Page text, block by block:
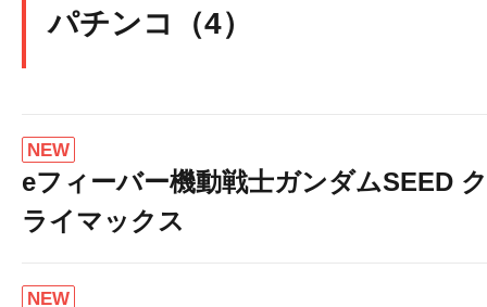
パチンコ（4）
NEW
eフィーバー機動戦士ガンダムSEED ク
ライマックス
NEW